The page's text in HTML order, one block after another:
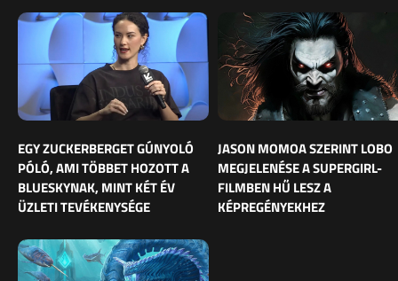
EGY ZUCKERBERGET GÚNYOLÓ
PÓLÓ, AMI TÖBBET HOZOTT A
BLUESKYNAK, MINT KÉT ÉV
ÜZLETI TEVÉKENYSÉGE
JASON MOMOA SZERINT LOBO
MEGJELENÉSE A SUPERGIRL-
FILMBEN HŰ LESZ A
KÉPREGÉNYEKHEZ